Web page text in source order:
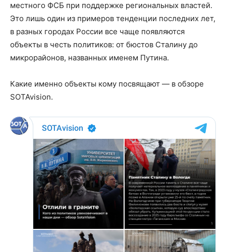
местного ФСБ при поддержке региональных властей.
Это лишь один из примеров тенденции последних лет,
в разных городах России все чаще появляются
объекты в честь политиков: от бюстов Сталину до
микрорайонов, названных именем Путина.
Какие именно объекты кому посвящают — в обзоре
SOTAvision.